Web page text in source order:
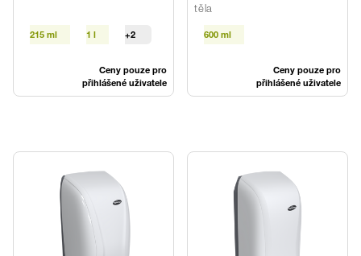
215 ml 1 l +2
Ceny pouze pro
přihlášené uživatele
těla
600 ml
Ceny pouze pro
přihlášené uživatele